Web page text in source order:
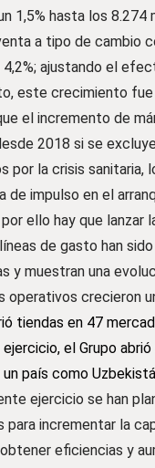
1,5% hasta los 8.274
a tipo de cambio
ajustando el
este crecimiento fue
el incremento de
2018 si se
por la crisis sanitaria,
de impulso en el
ello hay que lanzar
de gasto han
y muestran una
operativos crecieron
tiendas en 47
el Grupo
país como
ejercicio se han
para incrementar la
eficiencias y